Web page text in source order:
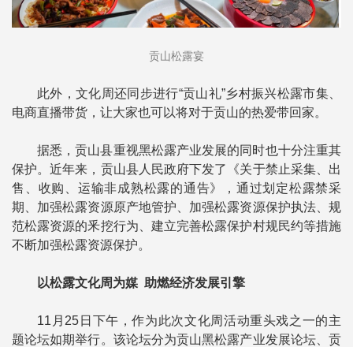
贡山松露宴
此外，文化周还同步进行“贡山礼”乡村振兴松露市集、
电商直播带货，让大家也可以将对于贡山的热爱带回家。
据悉，贡山县重视黑松露产业发展的同时也十分注重其
保护。近年来，贡山县人民政府下发了《关于禁止采集、出
售、收购、运输非成熟松露的通告》，通过划定松露禁采
期、加强松露资源原产地管护、加强松露资源保护执法、规
范松露资源的釆挖行为、建立完善松露保护村规民约等措施
不断加强松露资源保护。
以松露文化周为媒 助燃经济发展引擎
11月25日下午，作为此次文化周活动重头戏之一的主
题论坛如期举行。该论坛分为贡山黑松露产业发展论坛、贡